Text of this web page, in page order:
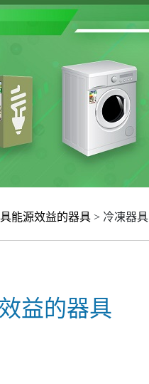
能源效益的器具 > 冷凍器具
益的器具